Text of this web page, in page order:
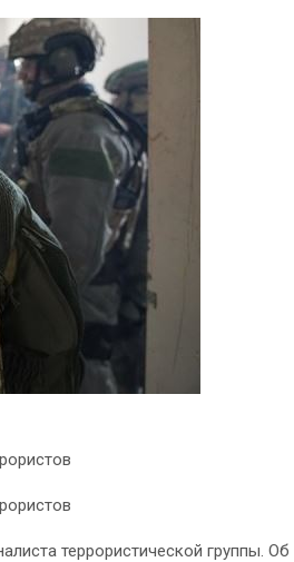
террористической группы. Об